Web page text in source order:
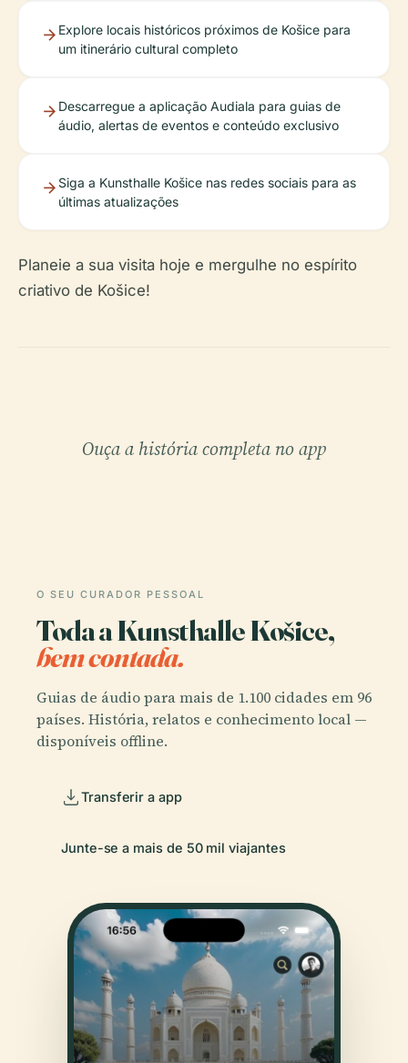
Explore locais históricos próximos de Košice para
um itinerário cultural completo
Descarregue a aplicação Audiala para guias de
áudio, alertas de eventos e conteúdo exclusivo
Siga a Kunsthalle Košice nas redes sociais para as
últimas atualizações
Planeie a sua visita hoje e mergulhe no espírito
criativo de Košice!
Ouça a história completa no app
O SEU CURADOR PESSOAL
Toda a Kunsthalle Košice,
bem contada.
Guias de áudio para mais de 1.100 cidades em 96
países. História, relatos e conhecimento local —
disponíveis offline.
Transferir a app
Junte-se a mais de 50 mil viajantes